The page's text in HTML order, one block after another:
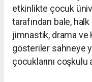
etkinlikte çocuk
tarafından bale,
jimnastik, drama ve
gösteriler sahneye
çocuklarını coşkulu